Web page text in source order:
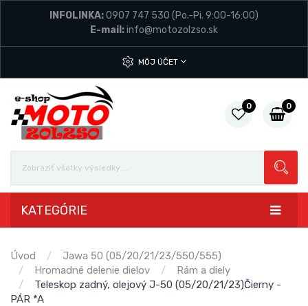
INFOLINKA:0907 747 530 (Po.-Pi. 9:00-16:00)
E-mail:info@motozolzso.sk
MÔJ ÚČET
0 0
KATEGÓRIE
Úvod
Jawa 50 (05/20/21/23/550/555)
Hromadné delenie dielov
Rám a diely
Teleskop zadný, olejový J-50 (05/20/21/23)Čierny -
PÁR *A